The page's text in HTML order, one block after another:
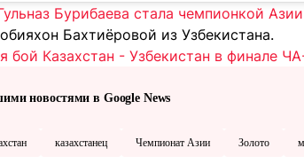
Бурибаева стала чемпионкой
Бахтиёровой из Узбекистана.
бой Казахстан - Узбекистан в финале
новостями в Google News
казахстанец Чемпионат Азии Золото